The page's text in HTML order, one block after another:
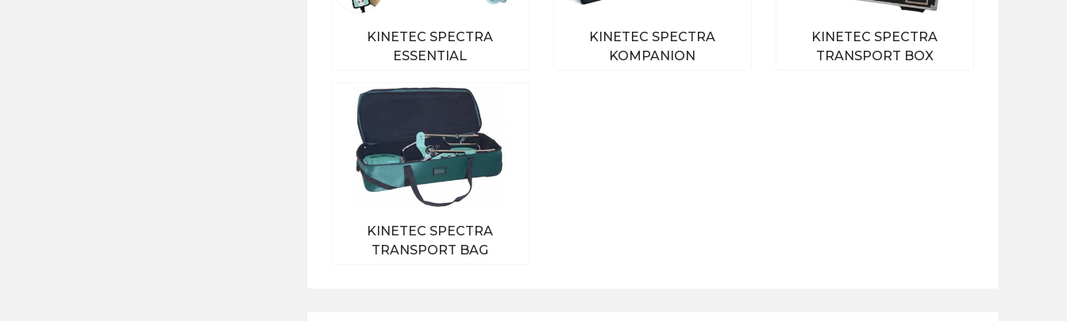
KINETEC SPECTRA
ESSENTIAL
Bekijk alle producten
KINETEC SPECTRA
KOMPANION
KINETEC SPECTRA
TRANSPORT BOX
KINETEC SPECTRA
TRANSPORT BAG